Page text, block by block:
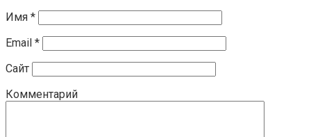
Имя *
Email *
Сайт
Комментарий